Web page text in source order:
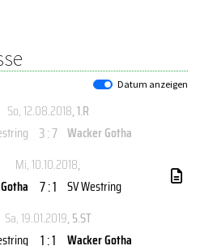
Datum anzeigen
So, 12.08.2018, 1.R
3 : 7 Wacker Gotha
Mi, 10.10.2018,
7 : 1 SV Westring
Sa, 19.01.2019, 5.ST
1 : 1 Wacker Gotha